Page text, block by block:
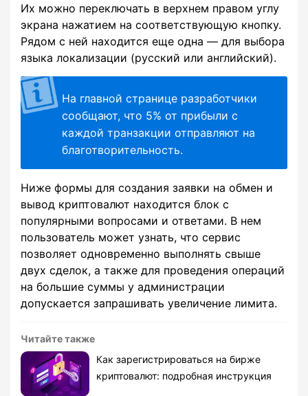
Их можно переключать в верхнем правом углу
экрана нажатием на соответствующую кнопку.
Рядом с ней находится еще одна — для выбора
языка локализации (русский или английский).
На главной странице разработчики
сообщают, что 5% от прибыли с
каждой транзакции отправляют на
благотворительность.
Ниже формы для создания заявки на обмен и
вывод криптовалют находится блок с
популярными вопросами и ответами. В нем
пользователь может узнать, что сервис
позволяет одновременно выполнять свыше
двух сделок, а также для проведения операций
на большие суммы у администрации
допускается запрашивать увеличение лимита.
Читайте также
Как зарегистрироваться на бирже
криптовалют: подробная инструкция